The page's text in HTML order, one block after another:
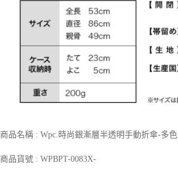
商品名稱 : Wpc.時尚銀漸層半透明手動折傘-多色
商品貨號 : WPBPT-0083X-